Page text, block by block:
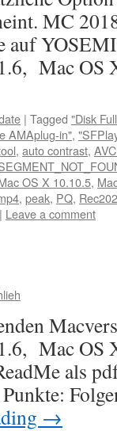
MC
auf
Mac
| Tagged "Disk
AMAplug-in",
, auto contrast,
OS X 10.10.5,
, peak, PQ,
| Leave a comment
Mac OS
als
→